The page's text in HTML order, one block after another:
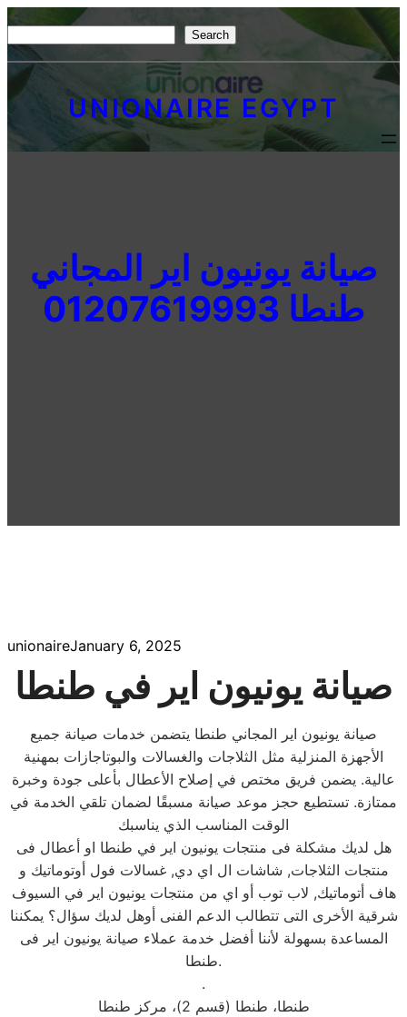
Skip
to
content
e
r
c
Search
UNIONAIRE EGYPT
صيانة يونيون اير المجاني
طنطا 01207619993
unionaireJanuary 6, 2025
صيانة يونيون اير في طنطا
صيانة يونيون اير المجاني طنطا يتضمن خدمات صيانة جميع
الأجهزة المنزلية مثل الثلاجات والغسالات والبوتاجازات بمهنية
عالية. يضمن فريق مختص في إصلاح الأعطال بأعلى جودة وخبرة
ممتازة. تستطيع حجز موعد صيانة مسبقًا لضمان تلقي الخدمة في
الوقت المناسب الذي يناسبك
هل لديك مشكلة فى منتجات يونيون اير في طنطا او أعطال فى
منتجات الثلاجات, شاشات ال اي دي, غسالات فول أوتوماتيك و
هاف أتوماتيك, لاب توب أو اي من منتجات يونيون اير في السيوف
شرقية الأخرى التى تتطالب الدعم الفنى أوهل لديك سؤال؟ يمكننا
المساعدة بسهولة لأننا أفضل خدمة عملاء صيانة يونيون اير فى
طنطا.
.
طنطا، طنطا (قسم 2)، مركز طنطا